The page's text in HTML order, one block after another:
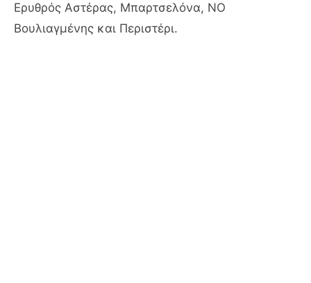
Ερυθρός Αστέρας, Μπαρτσελόνα, ΝΟ
Βουλιαγμένης και Περιστέρι.